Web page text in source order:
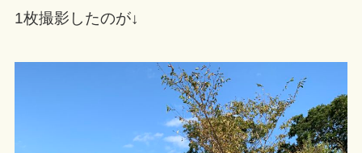
1枚撮影したのが↓